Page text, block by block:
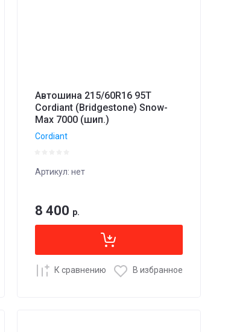
Автошина 215/60R16 95T
Cordiant (Bridgestone) Snow-
Max 7000 (шип.)
Cordiant
Артикул: нет
8 400 р.
К сравнению В избранное